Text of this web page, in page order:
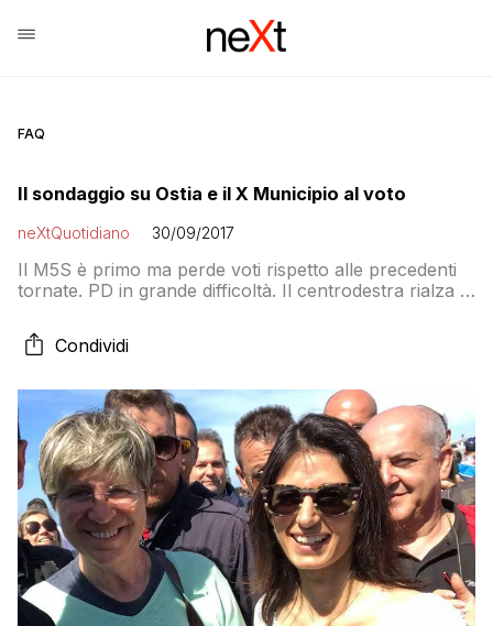
FAQ
Il sondaggio su Ostia e il X Municipio al voto
neXtQuotidiano 30/09/2017
Il M5S è primo ma perde voti rispetto alle precedenti
tornate. PD in grande difficoltà. Il centrodestra rialza la
Condividi